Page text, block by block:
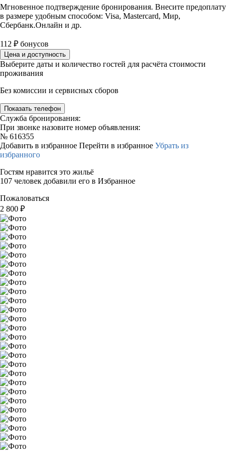
Мгновенное подтверждение бронирования. Внесите предоплату
в размере удобным способом: Visa, Mastercard, Мир,
Сбербанк.Онлайн и др.
112 ₽ бонусов
Цена и доступность
Выберите даты и количество гостей для расчёта стоимости
проживания
Без комиссии и сервисных сборов
Показать телефон
Служба бронирования:
При звонке назовите номер объявления:
№ 616355
Добавить в избранное Перейти в избранное Убрать из
избранного
Гостям нравится это жильё
107 человек добавили его в Избранное
Пожаловаться
2 800 ₽